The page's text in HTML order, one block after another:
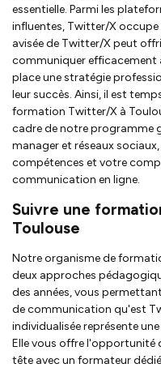
essentielle. Parmi les
influentes, Twitter/X occupe
avisée de Twitter/X peut
communiquer efficacement
place une stratégie
leur succès. Ainsi, il est
formation Twitter/X à
cadre de notre programme
manager et réseaux
compétences et votre
communication en ligne.
Suivre une
Toulouse
Notre organisme de
deux approches
des années, vous
de communication qu'est
individualisée représente
Elle vous offre l'opportunité
tête avec un formateur